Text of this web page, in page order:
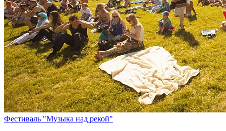
Фестиваль "Музыка над рекой"